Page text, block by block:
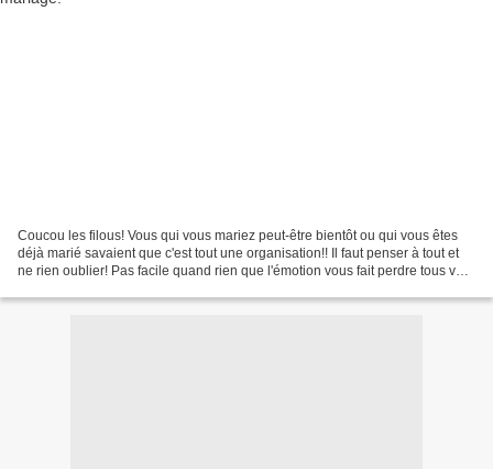
Coucou les filous! Vous qui vous mariez peut-être bientôt ou qui vous êtes
déjà marié savaient que c'est tout une organisation!! Il faut penser à tout et
ne rien oublier! Pas facile quand rien que l'émotion vous fait perdre tous vos